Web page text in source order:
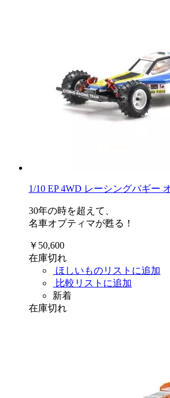
1/10 EP 4WD レーシングバギー
30年の時を超えて、
名車オプティマが甦る！
￥50,600
在庫切れ
ほしいものリストに追加
比較リストに追加
新着
在庫切れ